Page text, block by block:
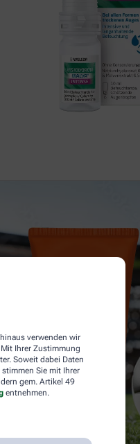
verwenden wir
Ihrer Zustimmung
Soweit dabei Daten
Sie mit Ihrer
gem. Artikel 49
entnehmen.